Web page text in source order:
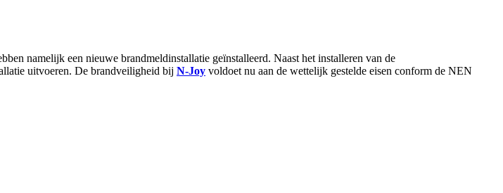
namelijk een nieuwe brandmeldinstallatie geïnstalleerd. Naast het installeren van de
uitvoeren. De brandveiligheid bij N-Joy voldoet nu aan de wettelijk gestelde eisen conform de NEN